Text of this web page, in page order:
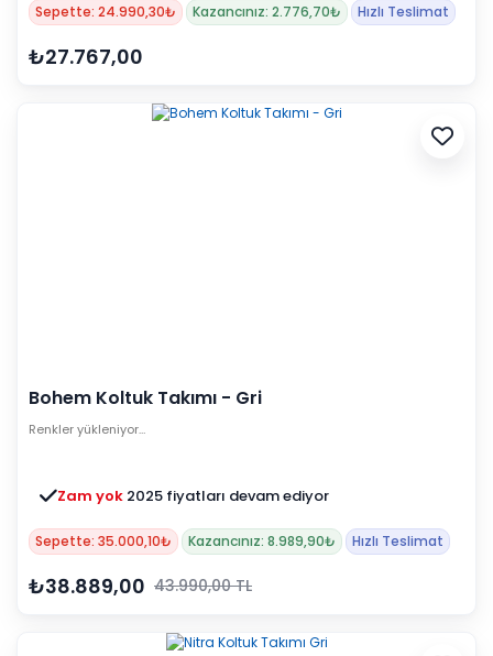
Sepette: 24.990,30₺ Kazancınız: 2.776,70₺ Hızlı Teslimat
₺27.767,00
Bohem Koltuk Takımı - Gri
Renkler yükleniyor…
Zam yok 2025 fiyatları devam ediyor
Sepette: 35.000,10₺ Kazancınız: 8.989,90₺ Hızlı Teslimat
₺38.889,00 43.990,00 TL